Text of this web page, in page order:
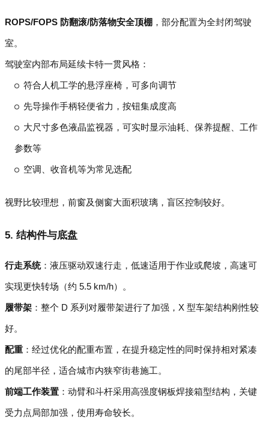
ROPS/FOPS 防翻滚/防落物安全顶棚 ，部分配置为全封闭驾驶
室。
驾驶室内部布局延续卡特一贯风格：
符合人机工学的悬浮座椅，可多向调节
先导操作手柄轻便省力，按钮集成度高
大尺寸多色液晶监视器，可实时显示油耗、保养提醒、工作
参数等
空调、收音机等为常见选配
视野比较理想，前窗及侧窗大面积玻璃，盲区控制较好。
5. 结构件与底盘
行走系统：液压驱动双速行走，低速适用于作业或爬坡，高速可
实现更快转场（约 5.5 km/h）。
履带架 ：整个 D 系列对履带架进行了加强，X 型车架结构刚性较
好。
配重 ：经过优化的配重布置，在提升稳定性的同时保持相对紧凑
的尾部半径，适合城市内狭窄街巷施工。
前端工作装置 ：动臂和斗杆采用高强度钢板焊接箱型结构，关键
受力点局部加强，使用寿命较长。